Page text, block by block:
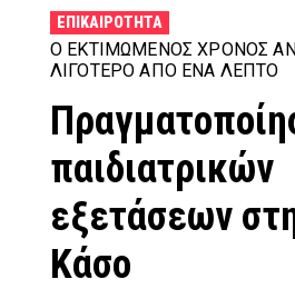
ΕΠΙΚΑΙΡΌΤΗΤΑ
Ο ΕΚΤΙΜΏΜΕΝΟΣ ΧΡΌΝΟΣ
ΛΙΓΌΤΕΡΟ ΑΠΌ ΈΝΑ ΛΕΠΤΌ
παιδιατρικών
εξετάσεων
Κάσο